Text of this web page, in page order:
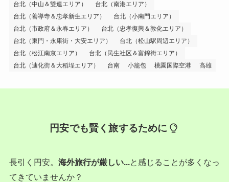
台北（中山＆雙連エリア）
台北（南港エリア）
台北（善導寺＆忠孝新生エリア）
台北（小南門エリア）
台北（市政府＆永春エリア）
台北（忠孝復興＆敦化エリア）
台北（東門・永康街・大安エリア）
台北（松山駅周辺エリア）
台北（松江南京エリア）
台北（民生社区＆富錦街エリア）
台北（迪化街＆大稻埕エリア）
台南 小籠包 桃園国際空港 高雄
円安でも賢く旅するために
長引く円安。 海外旅行が厳しい...と感じることが多くなっ
てきていませんか？